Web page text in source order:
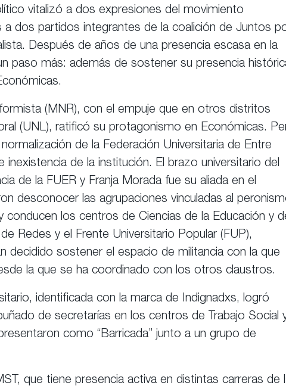
vitalizó a dos expresiones del movimiento
a dos partidos integrantes de la coalición de Juntos
Después de años de una presencia escasa en la
paso más: además de sostener su presencia
(MNR), con el empuje que en otros distritos
(UNL), ratificó su protagonismo en Económicas.
de la Federación Universitaria de Entre
de la institución. El brazo universitario del
de la FUER y Franja Morada fue su aliada en el
desconocer las agrupaciones vinculadas al
conducen los centros de Ciencias de la Educación y
Redes y el Frente Universitario Popular (FUP),
decidido sostener el espacio de militancia con la que
la que se ha coordinado con los otros claustros.
identificada con la marca de Indignadxs, logró
de secretarías en los centros de Trabajo Social
como “Barricada” junto a un grupo de
que tiene presencia activa en distintas carreras de